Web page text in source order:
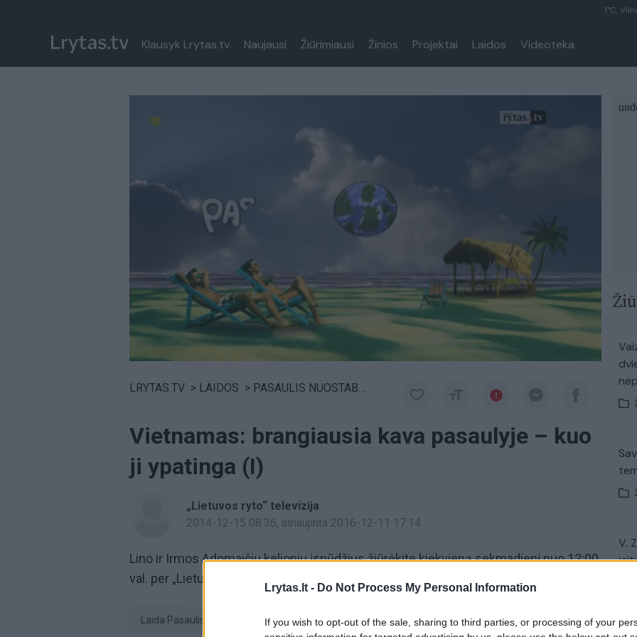
Lrytas.lt - Do Not Process My Personal Information
If you wish to opt-out of the sale, sharing to third parties, or processing of your
1°C,
Klausyk Lrytas.tv Naujausi Žiūrimiausi Žinios Projektai Laidos Videoteka
LRYTAS.TV > LAIDOS > PASAULIS NUOSTABUS
Vietnamas: brangiausia kava pasaulyje – kuo
ji ypatinga (I)
„Lietuvos ryto“ televizija
2014-12-15 08:36, atnaujinta 2016-12-11 17:14
Lino ir Irmos Adomaičių kelionių įspūdžius žiūrėkite kiekvieną sekmadienį nuo 12:00
val. per „Lietuvos ryto“ televiziją.
laida Pasaulis nuostabus Irma Adomaitienė Vietnamas Kelionės
V.